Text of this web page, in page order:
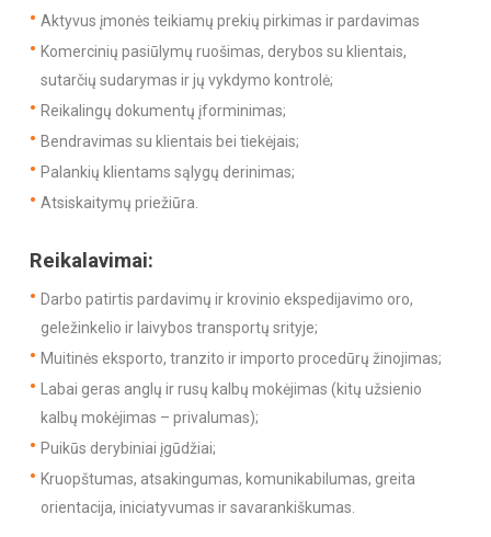
Aktyvus įmonės teikiamų prekių pirkimas ir pardavimas
Komercinių pasiūlymų ruošimas, derybos su klientais,
sutarčių sudarymas ir jų vykdymo kontrolė;
Reikalingų dokumentų įforminimas;
Bendravimas su klientais bei tiekėjais;
Palankių klientams sąlygų derinimas;
Atsiskaitymų priežiūra.
Reikalavimai:
Darbo patirtis pardavimų ir krovinio ekspedijavimo oro,
geležinkelio ir laivybos transportų srityje;
Muitinės eksporto, tranzito ir importo procedūrų žinojimas;
Labai geras anglų ir rusų kalbų mokėjimas (kitų užsienio
kalbų mokėjimas – privalumas);
Puikūs derybiniai įgūdžiai;
Kruopštumas, atsakingumas, komunikabilumas, greita
orientacija, iniciatyvumas ir savarankiškumas.